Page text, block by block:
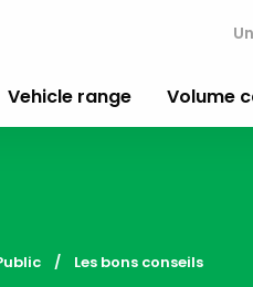
Vehicle range Volume
Current:
Les bons conseils